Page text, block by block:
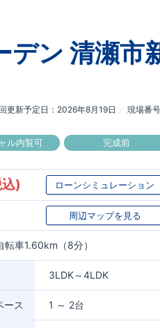
デン 清瀬市
更新予定日 2026年8月19日 現場番号
ル内覧可 完成前
) ローンシミュレーション
周辺マップを見る
車1.60km（8分）
3LDK～4LDK
ース 1 ～ 2台